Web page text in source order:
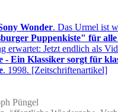
Wonder. Das Urmel ist
Puppenkiste" für
erwartet: Jetzt endlich als
Ein Klassiker sorgt für
. 1998. [Zeitschriftenartikel]
Püngel